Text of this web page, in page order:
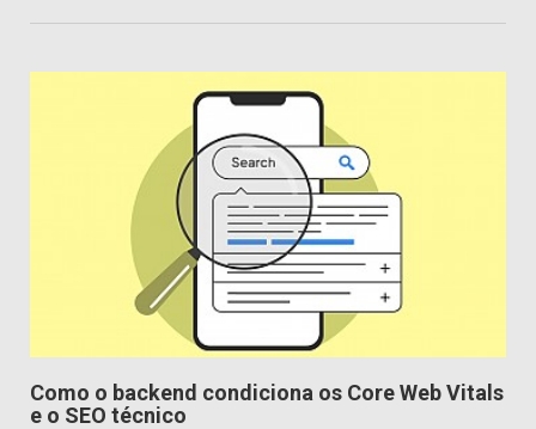
Como o backend condiciona os Core Web Vitals
e o SEO técnico